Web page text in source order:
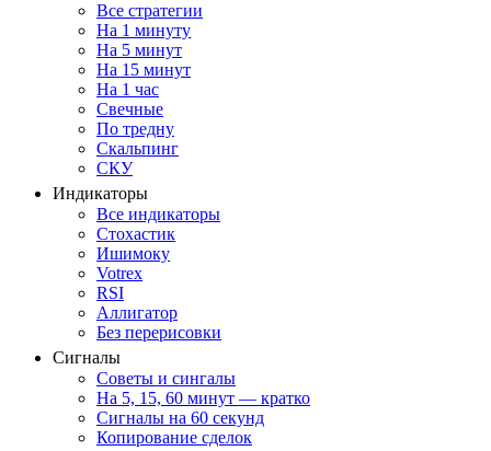
Все стратегии
На 1 минуту
На 5 минут
На 15 минут
На 1 час
Свечные
По тредну
Скальпинг
СКУ
Индикаторы
Все индикаторы
Стохастик
Ишимоку
Votrex
RSI
Аллигатор
Без перерисовки
Сигналы
Советы и сингалы
На 5, 15, 60 минут — кратко
Сигналы на 60 секунд
Копирование сделок